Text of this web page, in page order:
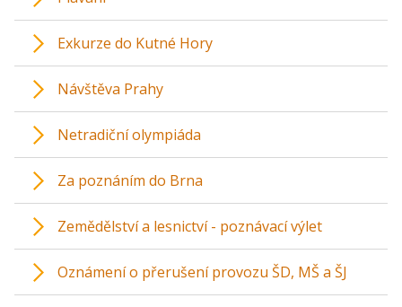
Exkurze do Kutné Hory
Návštěva Prahy
Netradiční olympiáda
Za poznáním do Brna
Zemědělství a lesnictví - poznávací výlet
Oznámení o přerušení provozu ŠD, MŠ a ŠJ